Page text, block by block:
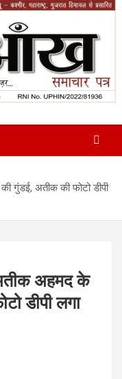
गुंडई, अतीक की फोटो डीपी
अहमद के
डीपी लगा